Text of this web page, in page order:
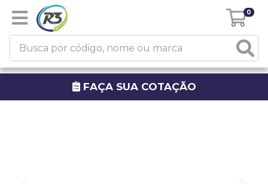
0
FAÇA SUA COTAÇÃO